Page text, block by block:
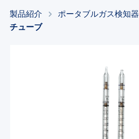
製品紹介 ポータブルガス検知器
チューブ
画像ギャラリーをスキップ